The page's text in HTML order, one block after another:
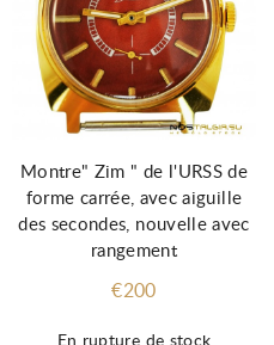
En rupture de stock
Montre" Zim " de l'URSS de
forme carrée, avec aiguille
des secondes, nouvelle avec
rangement
€200